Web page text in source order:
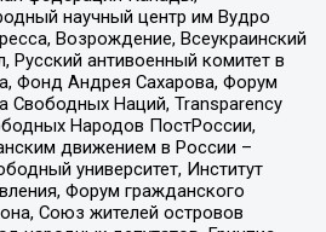
научный центр им Вудро
Возрождение, Всеукраинский
Русский антивоенный комитет в
Фонд Андрея Сахарова, Форум
Свободных Наций, Transparеncy
Народов ПостРоссии,
движением в России –
университет, Институт
Форум гражданского
Союз жителей островов